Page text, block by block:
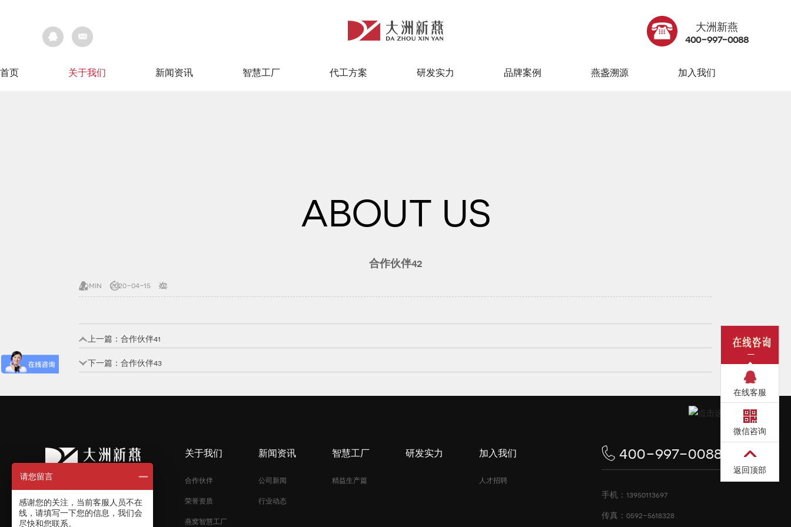
大洲新燕
400-997-0088
首页 关于我们 新闻资讯 智慧工厂 代工方案 研发实力 品牌案例 燕盏溯源 加入我们
ABOUT US
合作伙伴42
admin 2020-04-15 次
上一篇：合作伙伴41
下一篇：合作伙伴43
关于我们
合作伙伴
荣誉资质
燕窝智慧工厂
新闻资讯
公司新闻
行业动态
智慧工厂
精益生产篇
研发实力 加入我们
人才招聘
400-997-0088
手机：13950113697
传真：0592-5618328
在线客服
微信咨询
返回顶部
请您留言
感谢您的关注，当前客服人员不在
线，请填写一下您的信息，我们会
尽快和您联系。